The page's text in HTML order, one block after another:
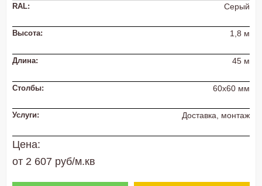
RAL: Серый
Высота: 1,8 м
Длина: 45 м
Столбы: 60х60 мм
Услуги: Доставка, монтаж
Цена:
от 2 607 руб/м.кв